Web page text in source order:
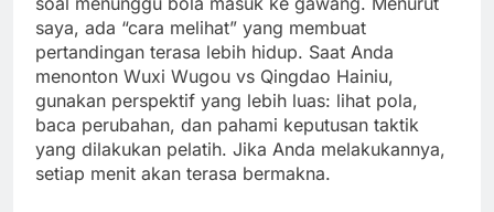
saya, ada “cara melihat” yang membuat
pertandingan terasa lebih hidup. Saat Anda
menonton Wuxi Wugou vs Qingdao Hainiu,
gunakan perspektif yang lebih luas: lihat pola,
baca perubahan, dan pahami keputusan taktik
yang dilakukan pelatih. Jika Anda melakukannya,
setiap menit akan terasa bermakna.